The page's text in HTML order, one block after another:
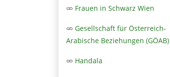
Frauen in Schwarz Wien
Gesellschaft für Österreich-
Arabische Beziehungen (GÖAB)
Handala